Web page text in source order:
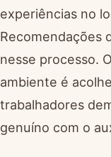
experiências no
Recomendações
nesse processo.
ambiente é
trabalhadores
genuíno com o